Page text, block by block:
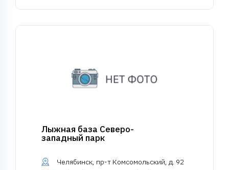
Лыжная база Северо-
западный парк
Челябинск, пр-т Комсомольский, д. 92